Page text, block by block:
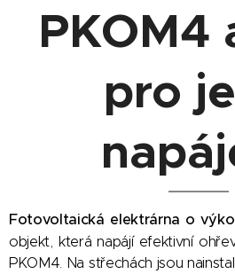
PKOM4
pro
Fotovoltaická elektrárna o
objekt, která napájí efektivní
PKOM4. Na střechách jsou